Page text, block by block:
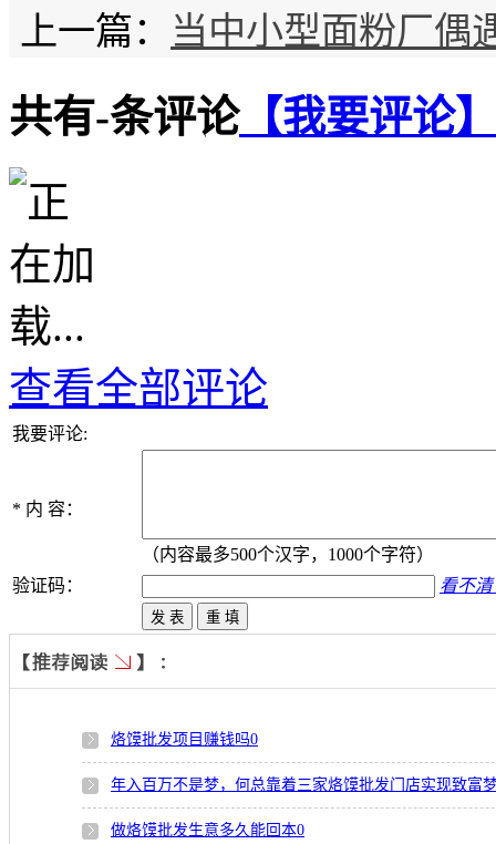
上一篇： 当中小型面粉厂偶
共有-条评论【我要评论
查看全部评论
我要评论:
* 内 容：
（内容最多500个汉字，1000个字符）
验证码：
看不
烙馍批发项目赚钱吗0
年入百万不是梦，何总靠着三家烙馍批发门店实现致富
做烙馍批发生意多久能回本0